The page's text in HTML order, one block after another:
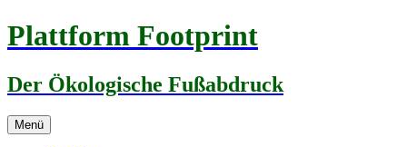
Zum
Inhalt
Plattform Footprint
Der Ökologische Fußabdruck
Menü